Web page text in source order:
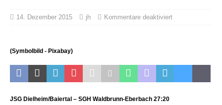
14. Dezember 2015 jh Kommentare deaktiviert
(Symbolbild - Pixabay)
JSG Dielheim/Baiertal – SGH Waldbrunn-Eberbach 27:20